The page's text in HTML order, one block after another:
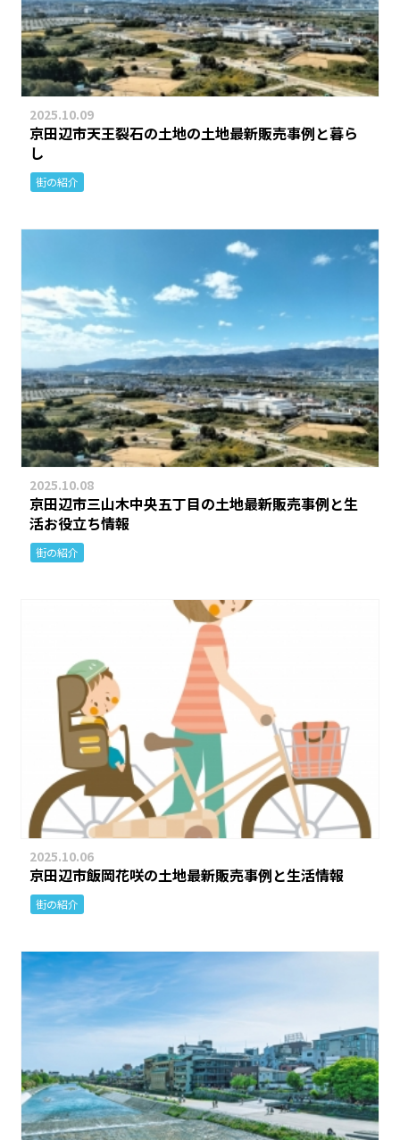
2025.10.09
京田辺市天王裂石の土地の土地最新販売事例と暮ら
し
街の紹介
2025.10.08
京田辺市三山木中央五丁目の土地最新販売事例と生
活お役立ち情報
街の紹介
2025.10.06
京田辺市飯岡花咲の土地最新販売事例と生活情報
街の紹介